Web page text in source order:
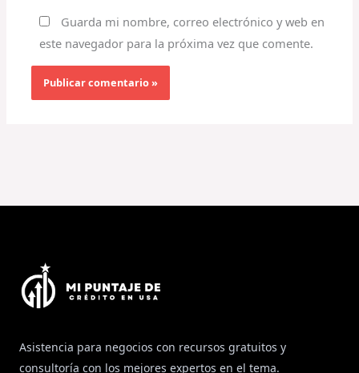
Guarda mi nombre, correo electrónico y web en
este navegador para la próxima vez que comente.
Asistencia para negocios con recursos gratuitos y
consultoría con los mejores expertos en el tema.